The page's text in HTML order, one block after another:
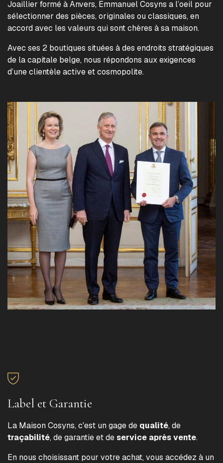
Joaillier formé à Anvers, Emmanuel Cosyns a l’oeil pour
sélectionner des pièces, originales ou classiques, en
accord avec les valeurs qui sont chères à sa maison.
Avec ses 2 boutiques situées à des endroits stratégiques
de la capitale belge, nous répondons aux exigences
d’une clientèle active et cosmopolite.
Label et Garantie
La Maison Cosyns, c'est un gage de qualité, de
traçabilité, de garantie et deservice après vente.
En nous choisissant pour votre achat, vous accédez à un